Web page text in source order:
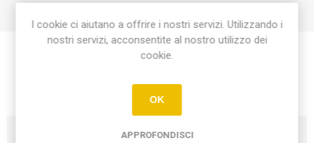
I cookie ci aiutano a offrire i nostri servizi. Utilizzando i
nostri servizi, acconsentite al nostro utilizzo dei
cookie.
OK
APPROFONDISCI